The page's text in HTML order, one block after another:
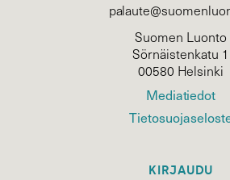
Suomen Luonto
Sörnäistenkatu 1
00580 Helsinki
Mediatiedot
KIRJAUDU